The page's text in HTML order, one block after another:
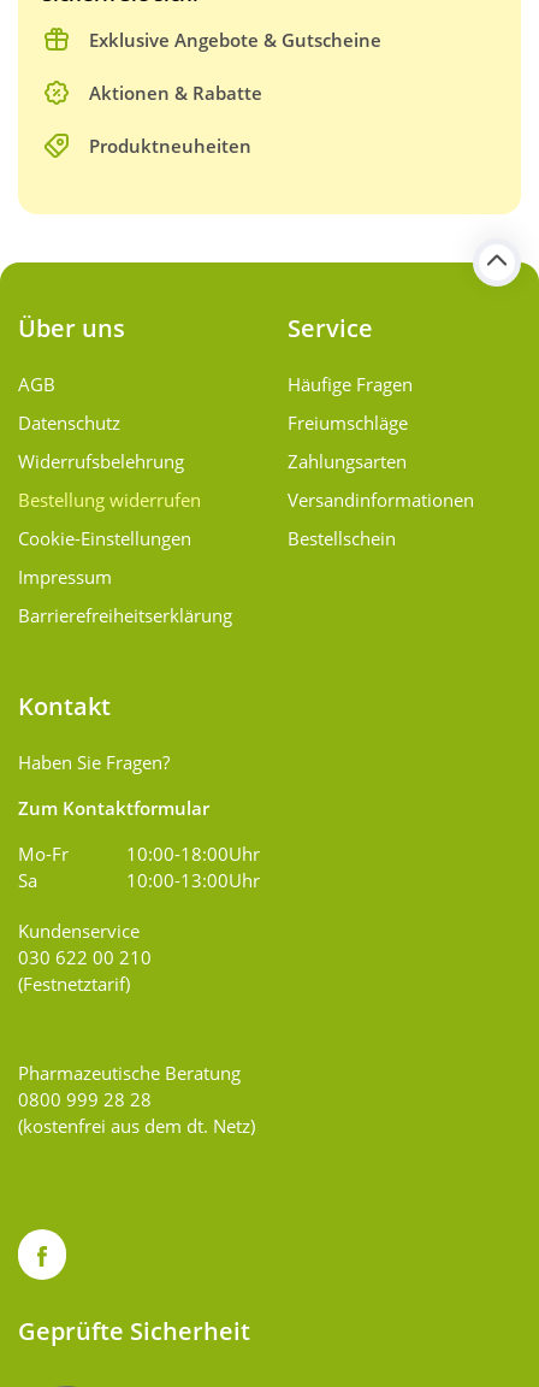
Exklusive Angebote & Gutscheine
Aktionen & Rabatte
Produktneuheiten
Über uns
AGB
Datenschutz
Widerrufsbelehrung
Bestellung widerrufen
Cookie-Einstellungen
Impressum
Barrierefreiheitserklärung
Service
Häufige Fragen
Freiumschläge
Zahlungsarten
Versand­informationen
Bestellschein
Kontakt
Haben Sie Fragen?
Zum Kontaktformular
Mo-Fr
10:00-18:00Uhr
Sa
10:00-13:00Uhr
Kundenservice
030 622 00 210
(Festnetztarif)
Pharmazeutische Beratung
0800 999 28 28
(kostenfrei aus dem dt. Netz)
Geprüfte Sicherheit